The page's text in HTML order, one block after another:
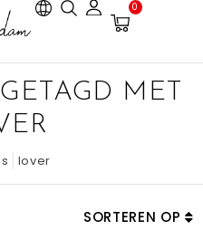
0
MET
lover
SORTEREN OP